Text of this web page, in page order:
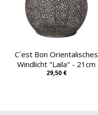
C´est Bon Orientalisches
Windlicht "Laila" - 21cm
29,50 €